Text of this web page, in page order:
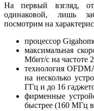
На первый взгляд,
одинаковой, лишь
посмотрим на
процессор
максимальная
Мбит/с на частоте
технология
на несколько
ГГц и до 16
фирменные
быстрее (160 МГц